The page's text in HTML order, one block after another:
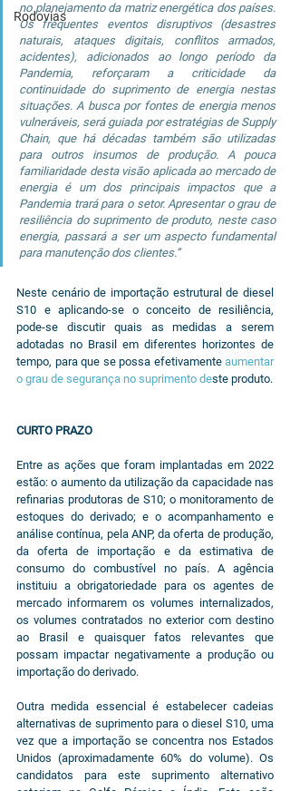
Rodovias
no planejamento da matriz energética dos países.
Os frequentes eventos disruptivos (desastres
naturais, ataques digitais, conflitos armados,
acidentes), adicionados ao longo período da
Pandemia, reforçaram a criticidade da
continuidade do suprimento de energia nestas
situações. A busca por fontes de energia menos
vulneráveis, será guiada por estratégias de Supply
Chain, que há décadas também são utilizadas
para outros insumos de produção. A pouca
familiaridade desta visão aplicada ao mercado de
energia é um dos principais impactos que a
Pandemia trará para o setor. Apresentar o grau de
resiliência do suprimento de produto, neste caso
energia, passará a ser um aspecto fundamental
para manutenção dos clientes.”
Neste cenário de importação estrutural de diesel
S10 e aplicando-se o conceito de resiliência,
pode-se discutir quais as medidas a serem
adotadas no Brasil em diferentes horizontes de
tempo, para que se possa efetivamente aumentar
o grau de segurança no suprimento deste produto.
CURTO PRAZO
Entre as ações que foram implantadas em 2022
estão: o aumento da utilização da capacidade nas
refinarias produtoras de S10; o monitoramento de
estoques do derivado; e o acompanhamento e
análise contínua, pela ANP, da oferta de produção,
da oferta de importação e da estimativa de
consumo do combustível no país. A agência
instituiu a obrigatoriedade para os agentes de
mercado informarem os volumes internalizados,
os volumes contratados no exterior com destino
ao Brasil e quaisquer fatos relevantes que
possam impactar negativamente a produção ou
importação do derivado.
Outra medida essencial é estabelecer cadeias
alternativas de suprimento para o diesel S10, uma
vez que a importação se concentra nos Estados
Unidos (aproximadamente 60% do volume). Os
candidatos para este suprimento alternativo